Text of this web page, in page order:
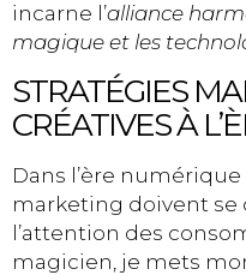
incarne l’alliance
magique et les
STRATÉGIES
CRÉATIVES À
Dans l’ère
marketing doivent
l’attention des
magicien, je mets